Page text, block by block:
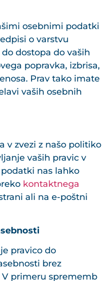
osebnimi podatki
o varstvu
dostopa do vaših
popravka, izbrisa,
Prav tako imate
vaših osebnih
v zvezi z našo politiko
vaših pravic v
nas lahko
kontaktnega
ali na e-poštni
pravico do
brez
primeru sprememb